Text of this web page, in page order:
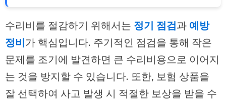
수리비를 절감하기 위해서는 정기 점검과 예방
정비가 핵심입니다. 주기적인 점검을 통해 작은
문제를 조기에 발견하면 큰 수리비용으로 이어지
는 것을 방지할 수 있습니다. 또한, 보험 상품을
잘 선택하여 사고 발생 시 적절한 보상을 받을 수